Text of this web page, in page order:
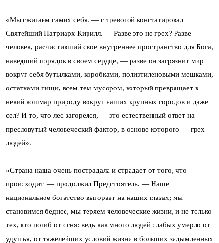
«Мы сжигаем самих себя, — с тревогой констатировал
Святейший Патриарх Кирилл. — Разве это не грех? Разве
человек, расчистивший свое внутреннее пространство для Бога,
наведший порядок в своем сердце, — разве он загрязнит мир
вокруг себя бутылками, коробками, полиэтиленовыми мешками,
остатками пищи, всем тем мусором, который превращает в
некий кошмар природу вокруг наших крупных городов и даже
сел? И то, что лес загорелся, — это естественный ответ на
пресловутый человеческий фактор, в основе которого — грех
людей».
«Страна наша очень пострадала и страдает от того, что
происходит, — продолжил Предстоятель. — Наше
национальное богатство выгорает на наших глазах; мы
становимся беднее, мы теряем человеческие жизни, и не только
тех, кто погиб от огня: ведь как много людей слабых умерло от
удушья, от тяжелейших условий жизни в больших задымленных